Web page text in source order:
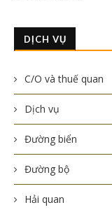
DỊCH VỤ
C/O và thuế quan
Dịch vụ
Đường biển
Đường bộ
Hải quan